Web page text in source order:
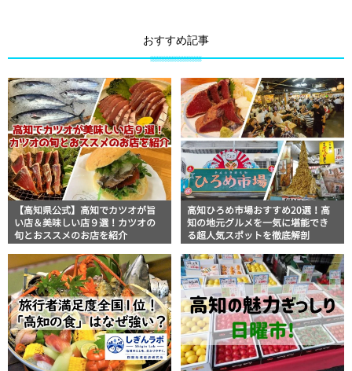
おすすめ記事
【高知県公式】高知でカツオが旨
い店＆美味しい店９選！カツオの
旬とおススメのお店を紹介
高知ひろめ市場おすすめ20選！高
知の地元グルメを一気に堪能でき
る超人気スポットを徹底解剖